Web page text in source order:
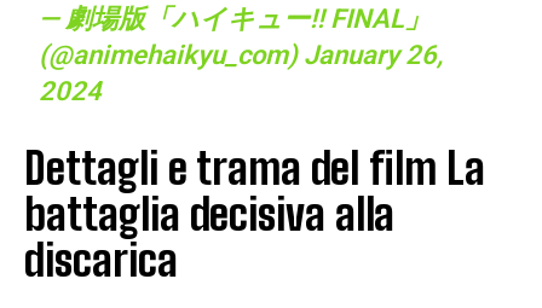
— 劇場版「ハイキュー!! FINAL」
(@animehaikyu_com) January 26,
2024
Dettagli e trama del film La
battaglia decisiva alla
discarica